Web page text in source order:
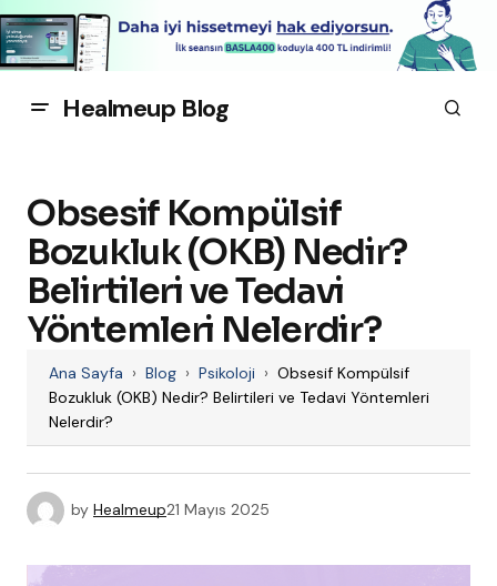
Healmeup Blog
Obsesif Kompülsif
Bozukluk (OKB) Nedir?
Belirtileri ve Tedavi
Yöntemleri Nelerdir?
Ana Sayfa › Blog › Psikoloji › Obsesif Kompülsif
Bozukluk (OKB) Nedir? Belirtileri ve Tedavi Yöntemleri
Nelerdir?
by Healmeup21 Mayıs 2025